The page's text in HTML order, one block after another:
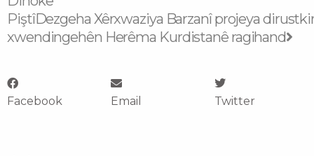
PiştîDezgeha Xêrxwaziya Barzanî projeya
xwendingehên Herêma Kurdistanê ragihand
Facebook Email Twitter